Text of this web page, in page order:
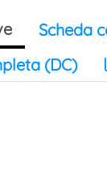
Scheda
(DC)